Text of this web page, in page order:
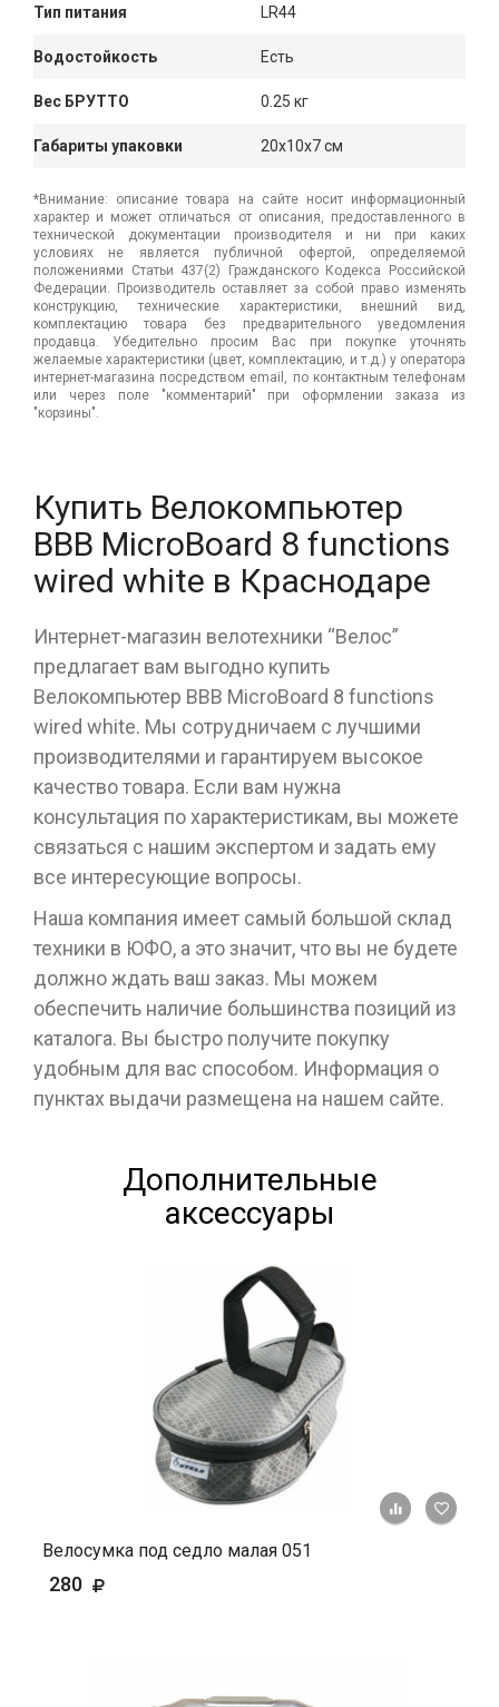
Тип питания LR44
Водостойкость Есть
Вес БРУТТО 0.25 кг
Габариты упаковки 20x10x7 см
*Внимание: описание товара на сайте носит информационный
характер и может отличаться от описания, предоставленного в
технической документации производителя и ни при каких
условиях не является публичной офертой, определяемой
положениями Статьи 437(2) Гражданского Кодекса Российской
Федерации. Производитель оставляет за собой право изменять
конструкцию, технические характеристики, внешний вид,
комплектацию товара без предварительного уведомления
продавца. Убедительно просим Вас при покупке уточнять
желаемые характеристики (цвет, комплектацию, и т.д.) у оператора
интернет-магазина посредством email, по контактным телефонам
или через поле "комментарий" при оформлении заказа из
"корзины".
Купить Велокомпьютер
ВВВ MicroBoard 8 functions
wired white в Краснодаре
Интернет-магазин велотехники “Велос”
предлагает вам выгодно купить
Велокомпьютер ВВВ MicroBoard 8 functions
wired white. Мы сотрудничаем с лучшими
производителями и гарантируем высокое
качество товара. Если вам нужна
консультация по характеристикам, вы можете
связаться с нашим экспертом и задать ему
все интересующие вопросы.
Наша компания имеет самый большой склад
техники в ЮФО, а это значит, что вы не будете
должно ждать ваш заказ. Мы можем
обеспечить наличие большинства позиций из
каталога. Вы быстро получите покупку
удобным для вас способом. Информация о
пунктах выдачи размещена на нашем сайте.
Дополнительные
аксессуары
+ К
Велосумка под седло малая 051
280